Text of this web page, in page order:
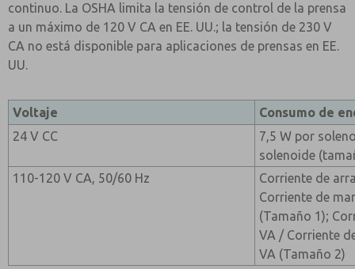
continuo. La OSHA limita la tensión de control de la prensa
a un máximo de 120 V CA en EE. UU.; la tensión de 230 V
CA no está disponible para aplicaciones de prensas en EE.
UU.
Voltaje
Consumo de
24 V CC
7,5 W por
solenoide
110-120 V CA, 50/60 Hz
Corriente de
Corriente de
(Tamaño 1);
VA / Corriente
VA (Tamaño 2)